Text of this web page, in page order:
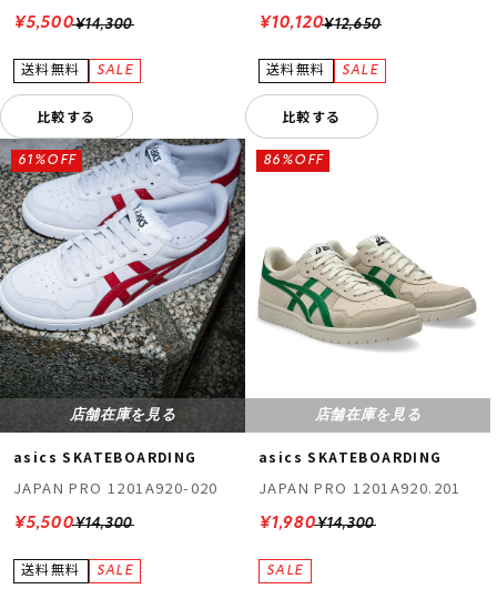
¥14,300
¥5,500
比較する
¥12,650
¥10,120
比較する
店舗在庫を見る
asics SKATEBOARDING
JAPAN PRO 1201A920-020
¥14,300
61%OFF
¥5,500
店舗在庫を見る
asics SKATEBOARDING
JAPAN PRO 1201A920.201
¥14,300
86%OFF
¥1,980